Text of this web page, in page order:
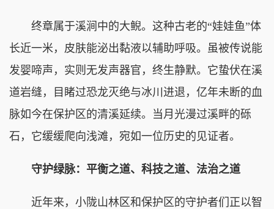
终章属于溪涧中的大鲵。这种古老的“娃娃鱼”体
长近一米，皮肤能泌出黏液以辅助呼吸。虽被传说能
发婴啼声，实则无发声器官，终生静默。它蛰伏在溪
道岩缝，目睹过恐龙灭绝与冰川进退，亿年未断的血
脉如今在保护区的清溪延续。当月光漫过溪畔的砾
石，它缓缓爬向浅滩，宛如一位历史的见证者。
守护绿脉：平衡之道、科技之道、法治之道
近年来，小陇山林区和保护区的守护者们正以智